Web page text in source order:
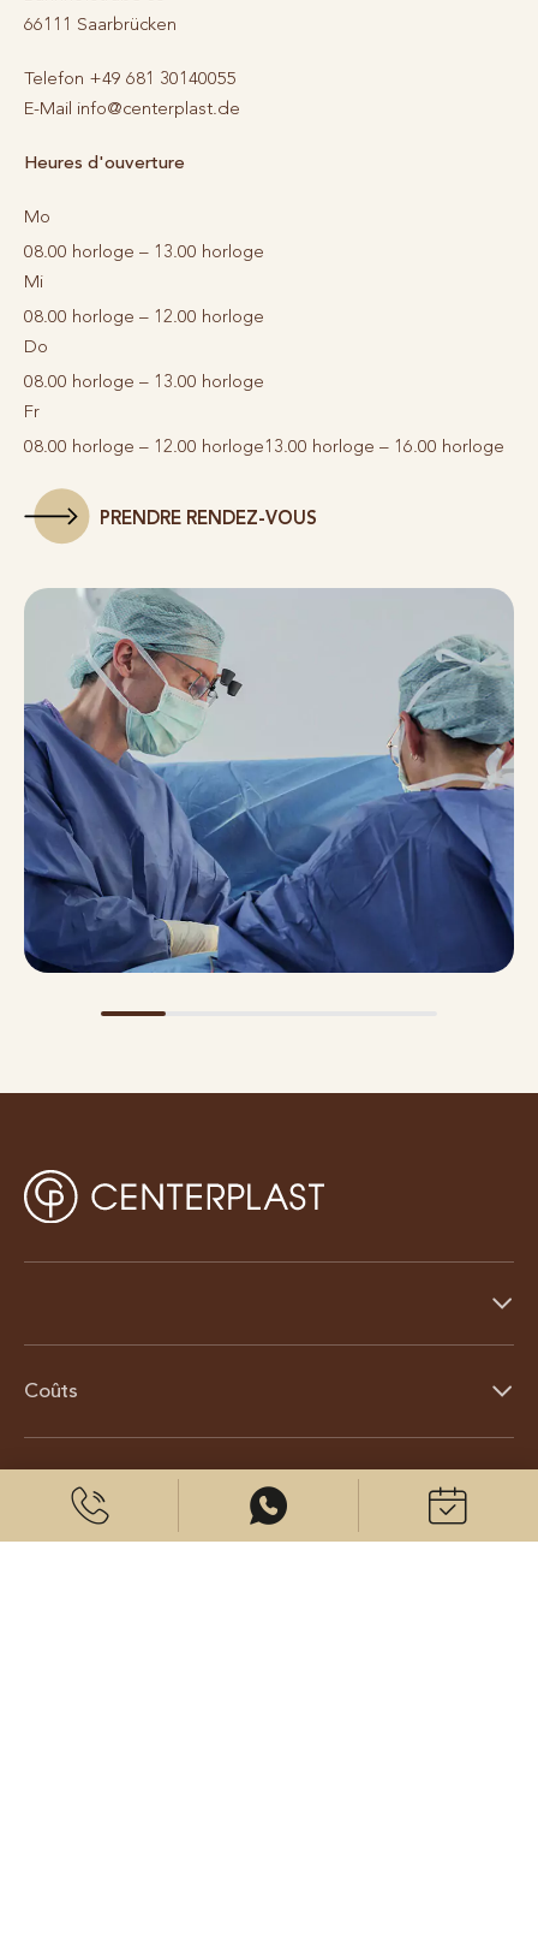
66111 Saarbrücken
Telefon +49 681 30140055
E-Mail info@centerplast.de
Heures d'ouverture
Mo
08.00 horloge – 13.00 horloge
Mi
08.00 horloge – 12.00 horloge
Do
08.00 horloge – 13.00 horloge
Fr
08.00 horloge – 12.00 horloge13.00 horloge – 16.00 horloge
PRENDRE RENDEZ-VOUS
Coûts
À propos de nous